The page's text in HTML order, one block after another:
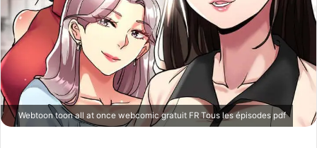
n
c
o
u
r
r
i
e
Webtoon toon all at once webcomic gratuit FR Tous les épisodes pdf